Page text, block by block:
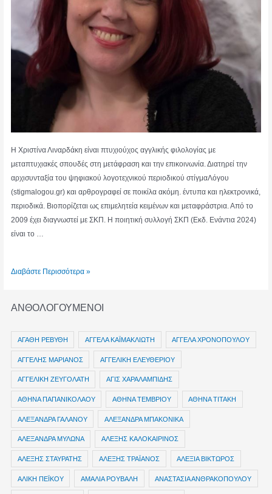
Η Χριστίνα Λιναρδάκη είναι πτυχιούχος αγγλικής φιλολογίας με
μεταπτυχιακές σπουδές στη μετάφραση και την επικοινωνία. Διατηρεί την
αρχισυνταξία του ψηφιακού λογοτεχνικού περιοδικού στίγμαΛόγου
(stigmalogou.gr) και αρθρογραφεί σε ποικίλα ακόμη. έντυπα και ηλεκτρονικά,
περιοδικά. Βιοπορίζεται ως επιμελητεία κειμένων και μεταφράστρια. Από το
2009 έχει διαγνωστεί με ΣΚΠ. Η ποιητική συλλογή ΣΚΠ (Εκδ. Ενάντια 2024)
είναι το …
ΧΡΙΣΤΙΝΑ
Διαβάστε Περισσότερα »
ΑΝΘΟΛΟΓΟΥΜΕΝΟΙ
ΑΓΑΘΗ ΡΕΒΥΘΗ ΑΓΓΕΛΑ ΚΑΪΜΑΚΛΙΩΤΗ ΑΓΓΕΛΑ ΧΡΟΝΟΠΟΥΛΟΥ
ΑΓΓΕΛΗΣ ΜΑΡΙΑΝΟΣ ΑΓΓΕΛΙΚΗ ΕΛΕΥΘΕΡΙΟΥ
ΑΓΓΕΛΙΚΗ ΖΕΥΓΟΛΑΤΗ ΑΓΙΣ ΧΑΡΑΛΑΜΠΙΔΗΣ
ΑΘΗΝΑ ΠΑΠΑΝΙΚΟΛΑΟΥ ΑΘΗΝΑ ΤΕΜΒΡΙΟΥ ΑΘΗΝΑ ΤΙΤΑΚΗ
ΑΛΕΞΑΝΔΡΑ ΓΑΛΑΝΟΥ ΑΛΕΞΑΝΔΡΑ ΜΠΑΚΟΝΙΚΑ
ΑΛΕΞΑΝΔΡΑ ΜΥΛΩΝΑ ΑΛΕΞΗΣ ΚΑΛΟΚΑΙΡΙΝΟΣ
ΑΛΕΞΗΣ ΣΤΑΥΡΑΤΗΣ ΑΛΕΞΗΣ ΤΡΑΪΑΝΟΣ ΑΛΕΞΙΑ ΒΙΚΤΩΡΟΣ
ΑΛΙΚΗ ΠΕΪΚΟΥ ΑΜΑΛΙΑ ΡΟΥΒΑΛΗ ΑΝΑΣΤΑΣΙΑ ΑΝΘΡΑΚΟΠΟΥΛΟΥ